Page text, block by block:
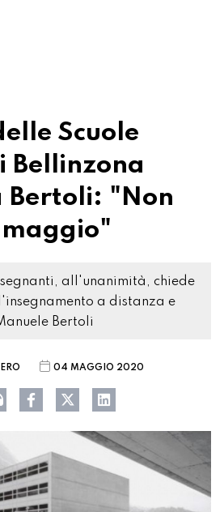
Scuole
Bellinzona
Bertoli: "Non
all'unanimità, chiede
a distanza e
Bertoli
04 MAGGIO 2020